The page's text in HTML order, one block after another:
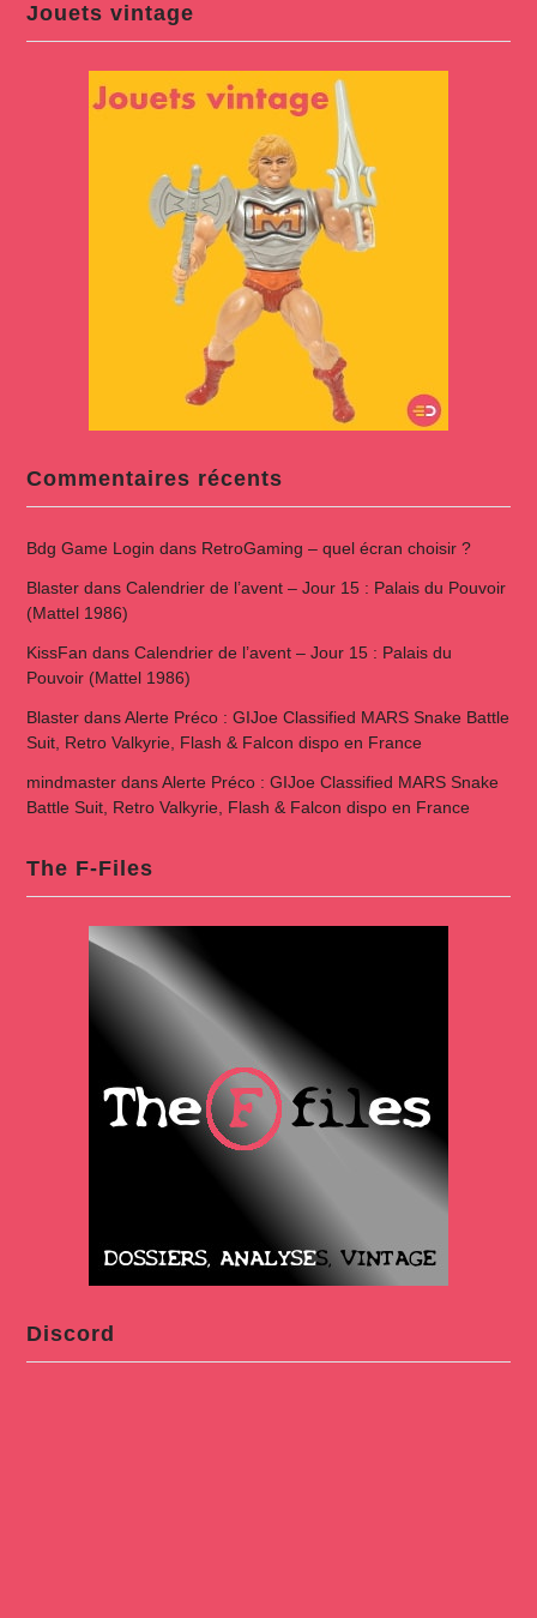
Jouets vintage
Commentaires récents
Bdg Game Login dans RetroGaming – quel écran choisir ?
Blasterdans Calendrier de l’avent – Jour 15 : Palais du Pouvoir
(Mattel 1986)
KissFan dans Calendrier de l’avent – Jour 15 : Palais du
Pouvoir (Mattel 1986)
BlasterdansAlerte Préco : GIJoe Classified MARS Snake Battle
Suit, Retro Valkyrie, Flash & Falcon dispo en France
mindmasterdansAlerte Préco : GIJoe Classified MARS Snake
Battle Suit, Retro Valkyrie, Flash & Falcon dispo en France
The F-Files
Discord